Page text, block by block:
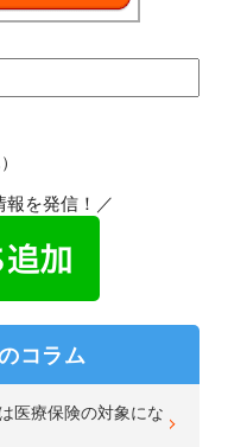
報を発信！／
コラム
医療保険の対象にな